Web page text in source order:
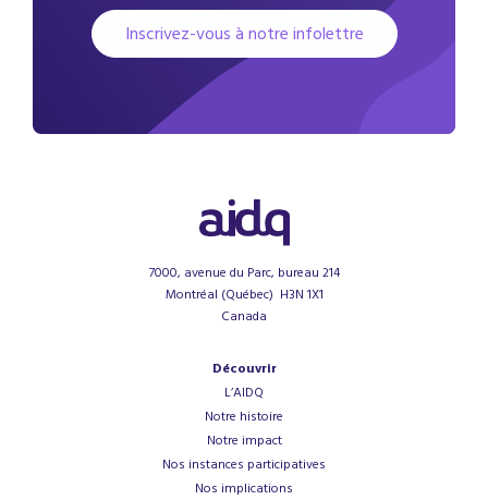
Inscrivez-vous à notre infolettre
7000, avenue du Parc, bureau 214
Montréal (Québec) H3N 1X1
Canada
Découvrir
L’AIDQ
Notre histoire
Notre impact
Nos instances participatives
Nos implications